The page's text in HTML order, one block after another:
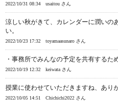
2022/10/31 08:34 usaitou さん
涼しい秋がきて、カレンダーに潤いの
い。
2022/10/23 17:32 toyamaasunaro さん
・事務所でみんなの予定を共有するた
2022/10/19 12:32 keiwata さん
授業に使わせていただきますね、あり
2022/10/05 14:51 Chichichi2022 さん